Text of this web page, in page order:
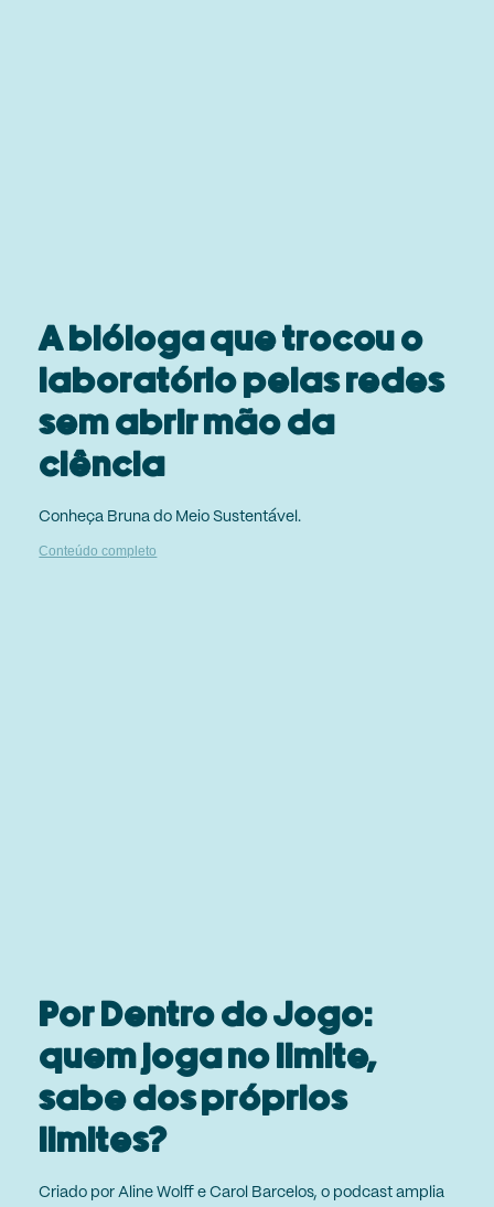
A bióloga que trocou o
laboratório pelas redes
sem abrir mão da
ciência
Conheça Bruna do Meio Sustentável.
Conteúdo completo
Por Dentro do Jogo:
quem joga no limite,
sabe dos próprios
limites?
Criado por Aline Wolff e Carol Barcelos, o podcast amplia